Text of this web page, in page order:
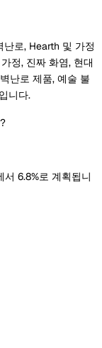
로, Hearth 및 가정
정, 진짜 화염, 현대
난로 제품, 예술 불
니다.
6.8%로 계획됩니